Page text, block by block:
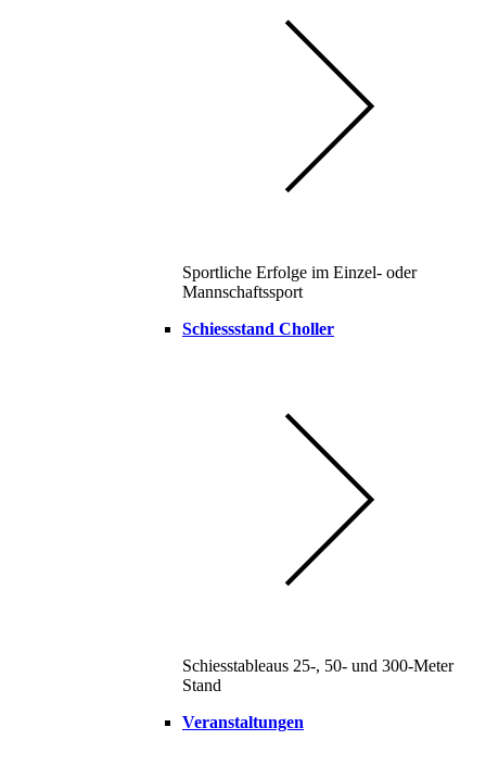
Sportliche Erfolge im Einzel- oder
Mannschaftssport
Schiessstand Choller
Schiesstableaus 25-, 50- und 300-Meter
Stand
Veranstaltungen